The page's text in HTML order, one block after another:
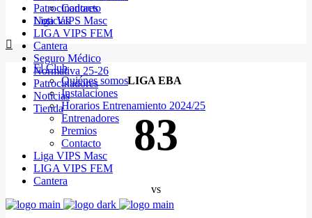
Patrocinadores
Noticias
El Club
Quiénes somos
Instalaciones
Horarios Entrenamiento 2024/25
Entrenadores
Premios
Contacto
Liga VIPS Masc
LIGA VIPS FEM
Cantera
Contacto
Liga VIPS Masc
LIGA VIPS FEM
Cantera
Seguro Médico
Normativa 25-26
Patrocinadores
Noticias
Tienda
LIGA EBA
83
vs